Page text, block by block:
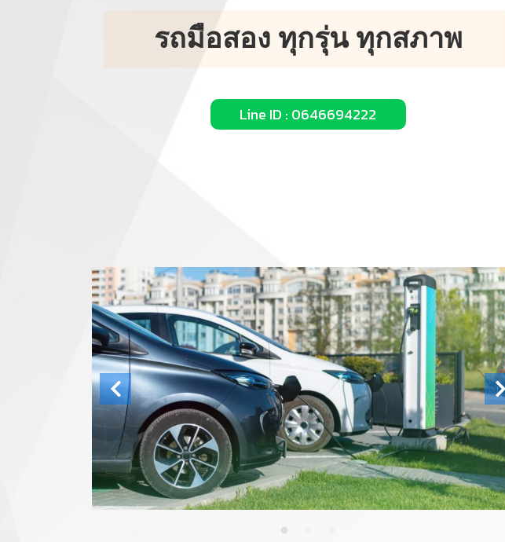
รถมือสอง ทุกรุ่น ทุกสภาพ
Line ID : 0646694222